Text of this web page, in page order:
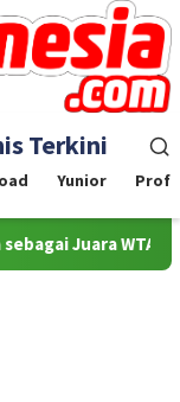
Terkini
Yunior
WTA 500